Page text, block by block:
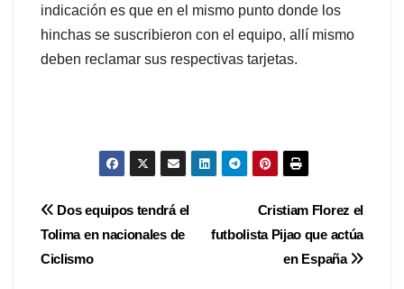
indicación es que en el mismo punto donde los
hinchas se suscribieron con el equipo, allí mismo
deben reclamar sus respectivas tarjetas.
Navegación
de
Cristiam Florez el
futbolista Pijao que actúa
en España
Dos equipos tendrá el
Tolima en nacionales de
Ciclismo